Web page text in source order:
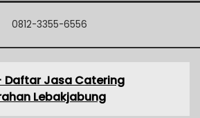
0812-3355-6556
Daftar Jasa Catering
Lebakjabung